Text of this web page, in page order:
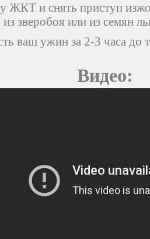
ЖКТ и снять приступ
зверобоя или из семян
ваш ужин за 2-3 часа до
Видео: